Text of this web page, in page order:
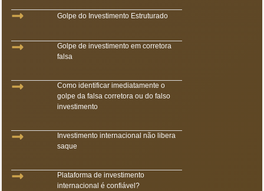
Golpe do Investimento Estruturado
Golpe de investimento em corretora
falsa
Como identificar imediatamente o
golpe da falsa corretora ou do falso
investimento
Investimento internacional não libera
saque
Plataforma de investimento
internacional é confiável?